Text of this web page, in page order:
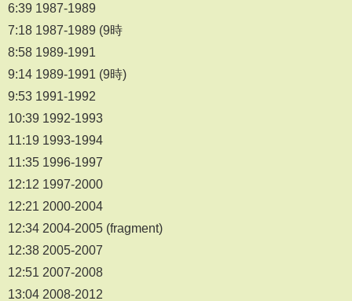
6:39 1987-1989
7:18 1987-1989 (9時
8:58 1989-1991
9:14 1989-1991 (9時)
9:53 1991-1992
10:39 1992-1993
11:19 1993-1994
11:35 1996-1997
12:12 1997-2000
12:21 2000-2004
12:34 2004-2005 (fragment)
12:38 2005-2007
12:51 2007-2008
13:04 2008-2012